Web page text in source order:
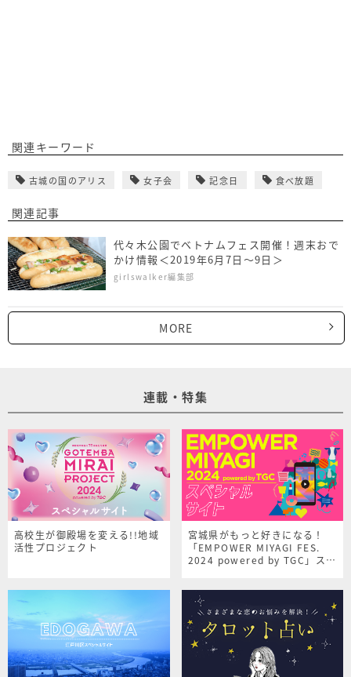
関連キーワード
古城の国のアリス 女子会 記念日 食べ放題
関連記事
代々木公園でベトナムフェス開催！週末おで
かけ情報＜2019年6月7日～9日＞
girlswalker編集部
MORE
連載・特集
高校生が御殿場を変える!!地域
活性プロジェクト
宮城県がもっと好きになる！
「EMPOWER MIYAGI FES.
2024 powered by TGC」スペ